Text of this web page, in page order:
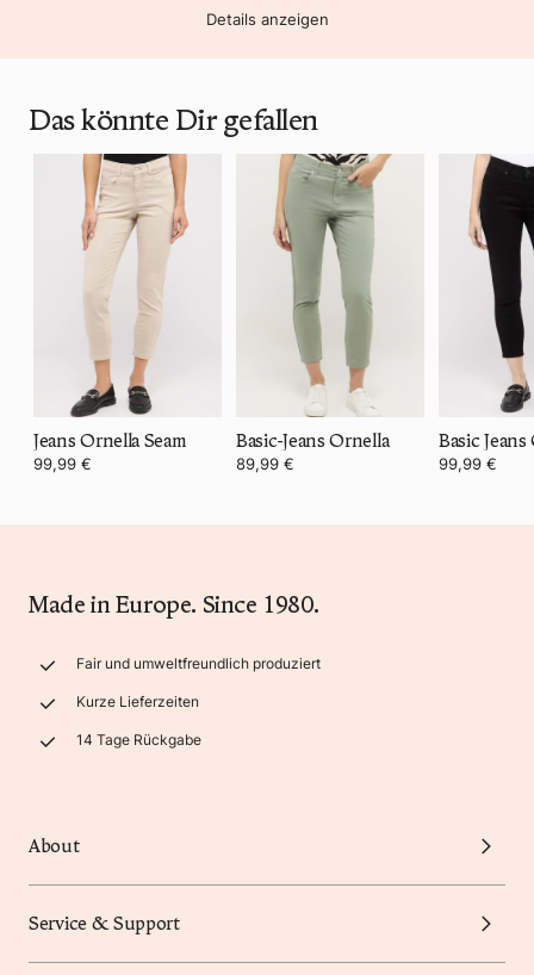
Details anzeigen
Das könnte Dir gefallen
Jeans Ornella Seam
99,99 €
Basic-Jeans Ornella
89,99 €
Basic
99,99 €
Made in Europe. Since 1980.
Fair und umweltfreundlich produziert
Kurze Lieferzeiten
14 Tage Rückgabe
About
Service & Support